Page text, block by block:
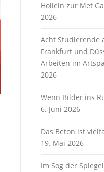
Hollein zur Met
2026
Acht Studierende
Frankfurt und
Arbeiten im
2026
Wenn Bilder ins
6. Juni 2026
Das Beton ist
19. Mai 2026
Im Sog der